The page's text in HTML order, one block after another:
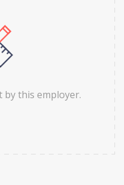
by this employer.